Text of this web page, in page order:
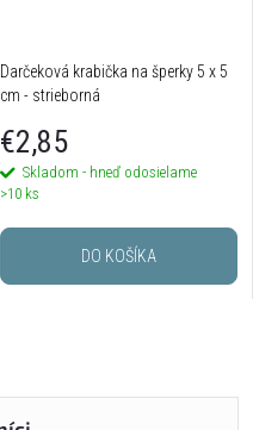
Darčeková krabička na šperky 5 x 5
cm - strieborná
€2,85
Skladom - hneď odosielame
>10 ks
DO KOŠÍKA